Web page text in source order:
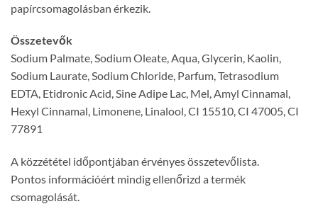
papírcsomagolásban érkezik.
Összetevők
Sodium Palmate, Sodium Oleate, Aqua, Glycerin, Kaolin,
Sodium Laurate, Sodium Chloride, Parfum, Tetrasodium
EDTA, Etidronic Acid, Sine Adipe Lac, Mel, Amyl Cinnamal,
Hexyl Cinnamal, Limonene, Linalool, CI 15510, CI 47005, CI
77891
A közzététel időpontjában érvényes összetevőlista.
Pontos információért mindig ellenőrizd a termék
csomagolását.